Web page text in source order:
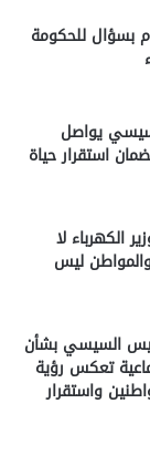
بسؤال للحكومة
يواصل
استقرار حياة
الكهرباء لا
ليس
السيسي بشأن
تعكس رؤية
واستقرار